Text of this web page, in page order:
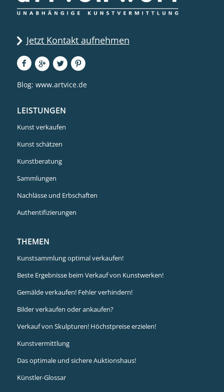
Jetzt Kontakt aufnehmen
Blog: www.artvice.de
LEISTUNGEN
Kunst verkaufen
Kunst schätzen
Kunstberatung
Sammlungen
Nachlässe und Erbschaften
Authentifizierungen
THEMEN
Kunstsammlung optimal verkaufen!
Beste Ergebnisse beim Verkauf von Kunstwerken!
Gemälde verkaufen! Fehler verhindern!
Bilder verkaufen oder ankaufen?
Verkauf von Skulpturen! Höchstpreise erzielen!
Kunstvermittlung
Das optimale und sichere Auktionshaus!
Künstler-Glossar